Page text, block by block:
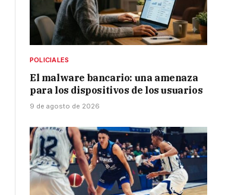
POLICIALES
El malware bancario: una amenaza
para los dispositivos de los usuarios
9 de agosto de 2026